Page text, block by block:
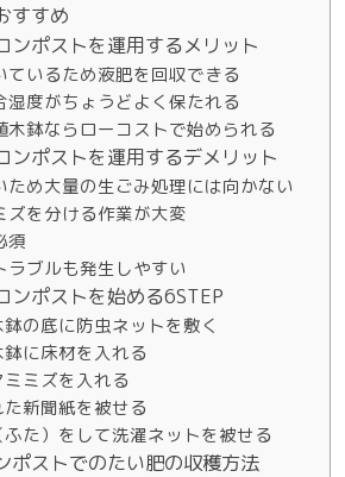
すすめ
ンポストを運用するメリット
ているため液肥を回収できる
湿度がちょうどよく保たれる
木鉢ならローコストで始められる
ンポストを運用するデメリット
ため大量の生ごみ処理には向かない
ズを分ける作業が大変
須
ラブルも発生しやすい
ンポストを始める6STEP
鉢の底に防虫ネットを敷く
鉢に床材を入れる
ミミズを入れる
た新聞紙を被せる
ふた）をして洗濯ネットを被せる
ポストでのたい肥の収穫方法